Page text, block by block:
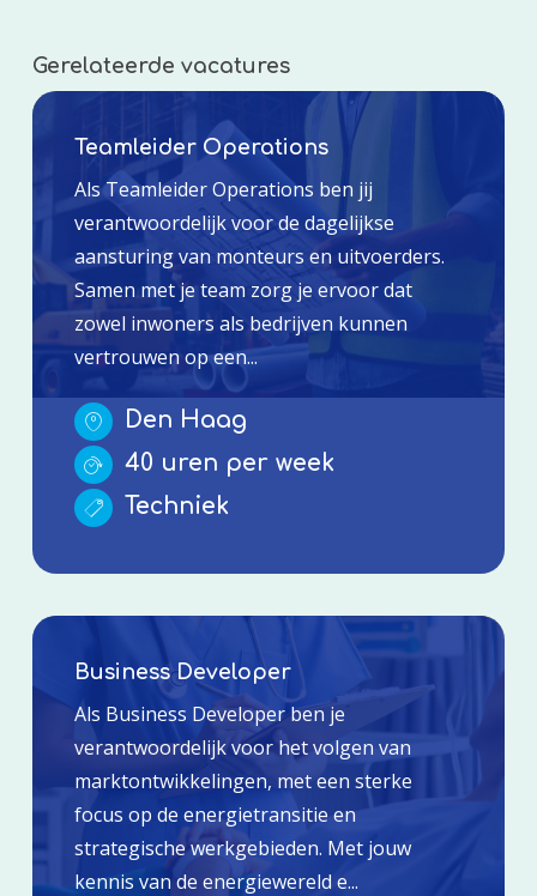
Gerelateerde vacatures
Teamleider Operations
Als Teamleider Operations ben jij
verantwoordelijk voor de dagelijkse
aansturing van monteurs en uitvoerders.
Samen met je team zorg je ervoor dat
zowel inwoners als bedrijven kunnen
vertrouwen op een...
Den Haag
40 uren per week
Techniek
Business Developer
Als Business Developer ben je
verantwoordelijk voor het volgen van
marktontwikkelingen, met een sterke
focus op de energietransitie en
strategische werkgebieden. Met jouw
kennis van de energiewereld e...